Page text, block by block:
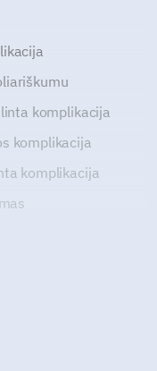
komplikacija
komplikacija
komplikacija